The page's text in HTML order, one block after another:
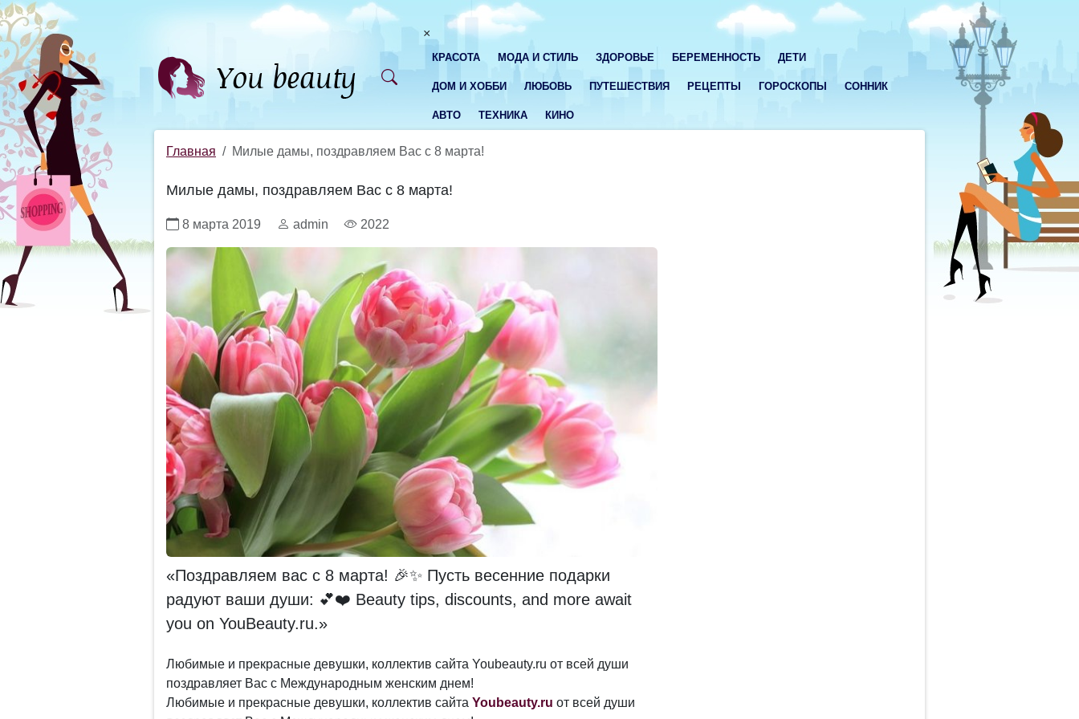
×
КРАСОТА МОДА И СТИЛЬ ЗДОРОВЬЕ БЕРЕМЕННОСТЬ ДЕТИ
ДОМ И ХОББИ ЛЮБОВЬ ПУТЕШЕСТВИЯ РЕЦЕПТЫ ГОРОСКОПЫ СОННИК
АВТО ТЕХНИКА КИНО
Главная Милые дамы, поздравляем Вас с 8 марта!
Милые дамы, поздравляем Вас с 8 марта!
8 марта 2019 admin 2022
«Поздравляем вас с 8 марта! 🎉✨ Пусть весенние подарки
радуют ваши души: 💕❤️ Beauty tips, discounts, and more await
you on YouBeauty.ru.»
Любимые и прекрасные девушки, коллектив сайта Youbeauty.ru от всей души
поздравляет Вас с Международным женским днем!
Любимые и прекрасные девушки, коллектив сайта Youbeauty.ru от всей души